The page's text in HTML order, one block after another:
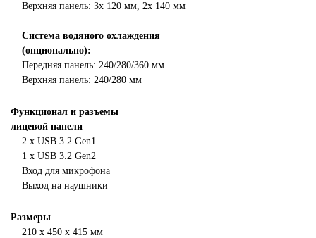
Верхняя панель: 3х 120 мм, 2х 140 мм
Система водяного охлаждения
(опционально):
Передняя панель: 240/280/360 мм
Верхняя панель: 240/280 мм
Функционал и разъемы
лицевой панели
2 х USB 3.2 Gen1
1 х USB 3.2 Gen2
Вход для микрофона
Выход на наушники
Размеры
210 х 450 х 415 мм